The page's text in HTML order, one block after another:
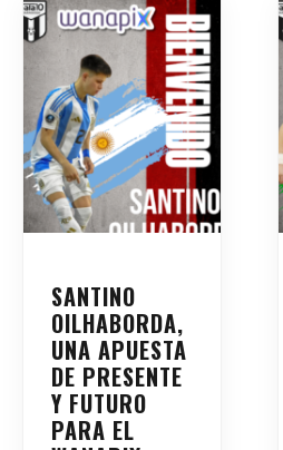
SANTINO
OILHABORDA,
UNA APUESTA
DE PRESENTE
Y FUTURO
PARA EL